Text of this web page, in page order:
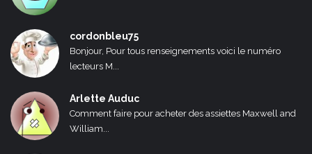
cordonbleu75
Bonjour, Pour tous renseignements voici le numéro
lecteurs M...
Arlette Auduc
Comment faire pour acheter des assiettes Maxwell and
William...